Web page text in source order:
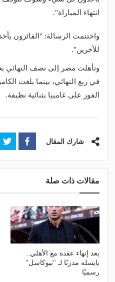
انتهاء المباراة".
واختتمت الرسالة: "الفائزون
للأخرين".
في ربع النهائي، بينما بلغت
الفوز على غامبيا بثنائية نظيفة.
شارك المقال
مقالات ذات صلة
بعد إنهاء عقده مع الأهلي..
يايسله مدربًا لـ "نيوكاسل"
رسميًا